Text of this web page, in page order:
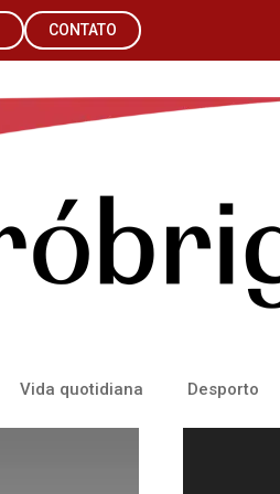
CONTATO
Vida quotidiana Desporto